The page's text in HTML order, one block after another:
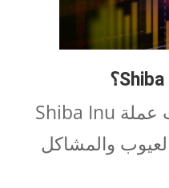
Shiba؟
على الرغم من مميزات عملة Shiba Inu
والمشاكل